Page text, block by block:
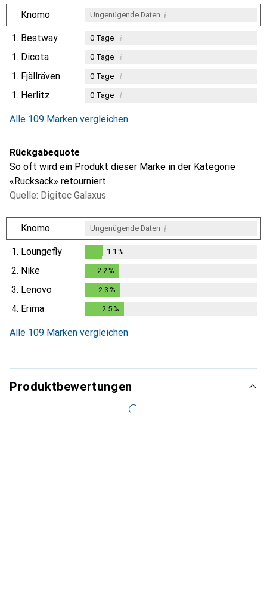
Knomo Ungenügende Daten i
1. Bestway 0Tage i
1. Dicota 0Tage i
1. Fjällräven 0Tage i
1. Herlitz 0Tage i
Alle 109 Marken vergleichen
Rückgabequote
So oft wird ein Produkt dieser Marke in der Kategorie
«Rucksack» retourniert.
Quelle: Digitec Galaxus
Knomo Ungenügende Daten i
1. Loungefly
1.1%
1.1 %
2. Nike 2.2 %
3. Lenovo 2.3 %
4. Erima 2.5%
Alle 109 Marken vergleichen
Produktbewertungen